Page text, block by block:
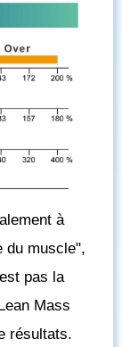
à
du muscle",
pas la
Mass
résultats.